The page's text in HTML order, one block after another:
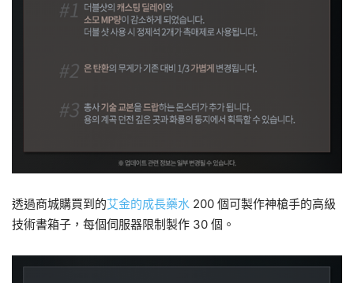
透過商城購買到的艾金的成長藥水 200 個可製作神槍手的高級
技術書箱子，每個伺服器限制製作 30 個。